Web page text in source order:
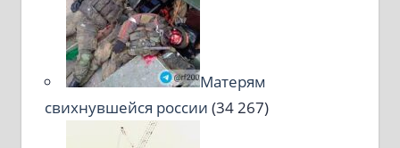
Матерям
свихнувшейся россии (34 267)